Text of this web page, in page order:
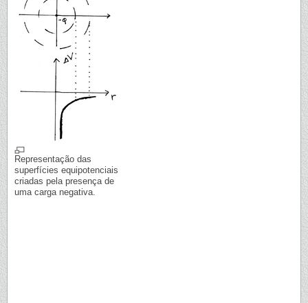
Representação das
superfícies equipotenciais
criadas pela presença de
uma carga negativa.